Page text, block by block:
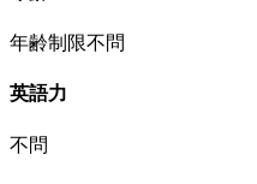
年齢制限不問
英語力
不問